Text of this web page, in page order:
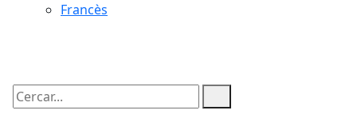
Francès
Cercar: